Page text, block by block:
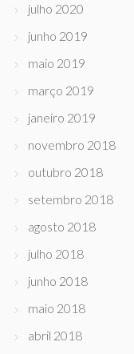
julho 2020
junho 2019
maio 2019
março 2019
janeiro 2019
novembro 2018
outubro 2018
setembro 2018
agosto 2018
julho 2018
junho 2018
maio 2018
abril 2018